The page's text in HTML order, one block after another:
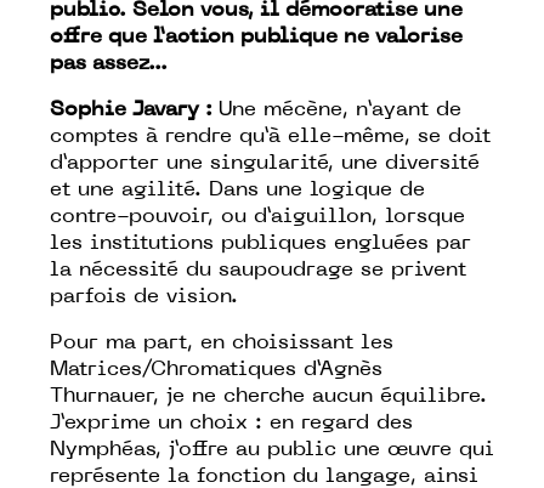
public. Selon vous, il démocratise une
offre que l’action publique ne valorise
pas assez...
Sophie Javary : Une mécène, n’ayant de
comptes à rendre qu’à elle-même, se doit
d’apporter une singularité, une diversité
et une agilité. Dans une logique de
contre-pouvoir, ou d’aiguillon, lorsque
les institutions publiques engluées par
la nécessité du saupoudrage se privent
parfois de vision.
Pour ma part, en choisissant les
Matrices/Chromatiques d’Agnès
Thurnauer, je ne cherche aucun équilibre.
J’exprime un choix : en regard des
Nymphéas, j’offre au public une œuvre qui
représente la fonction du langage, ainsi